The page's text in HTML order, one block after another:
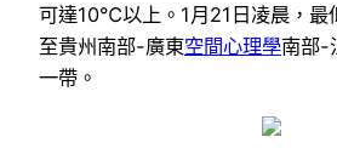
可達10℃以上。1月21日凌晨，
至貴州南部-廣東空間心理學南部-
一帶。